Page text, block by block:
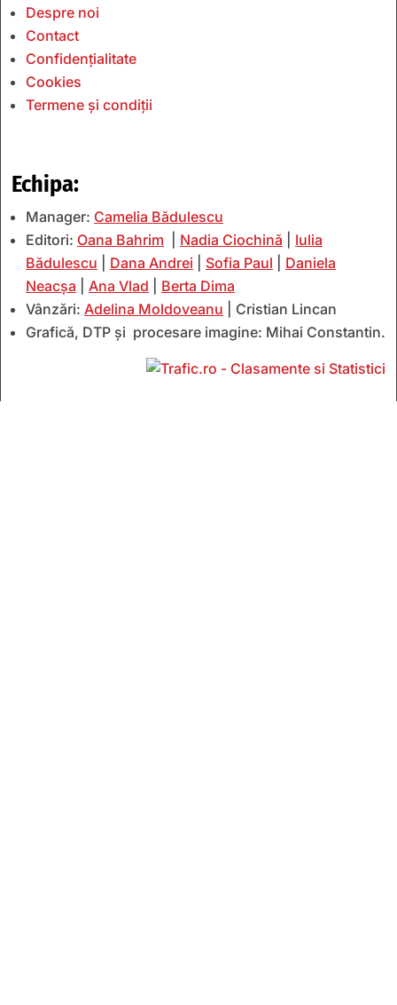
Despre noi
Contact
Confidențialitate
Cookies
Termene și condiții
Echipa:
Manager: Camelia Bădulescu
Editori: Oana Bahrim Nadia Ciochină
Iulia
Bădulescu
Dana Andrei Sofia Paul
Daniela
Neacșa
Ana Vlad
Berta Dima
Vânzări: Adelina Moldoveanu | Cristian Lincan
Grafică, DTP și procesare imagine: Mihai Constantin.